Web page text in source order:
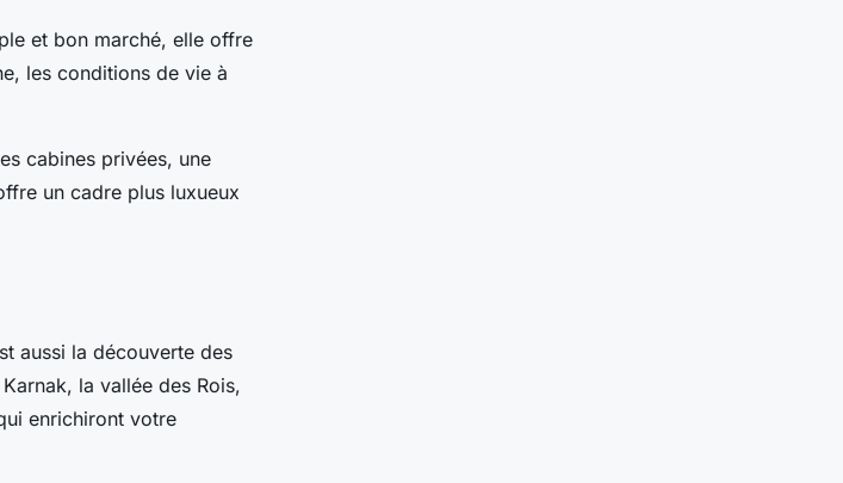
et bon marché, elle offre
les conditions de vie à
cabines privées, une
un cadre plus luxueux
aussi la découverte des
la vallée des Rois,
enrichiront votre